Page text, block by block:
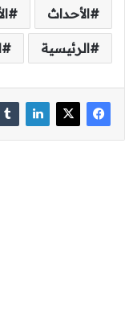
الأحداث
الرئيسية